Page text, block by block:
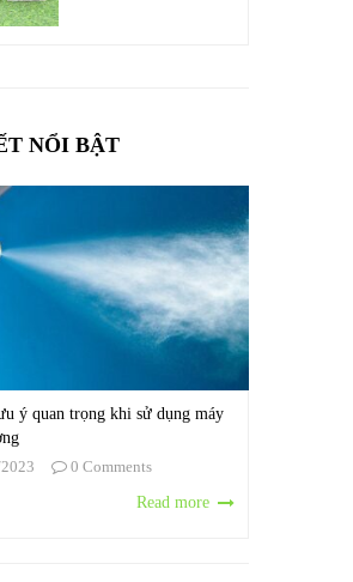
NỔI BẬT
ý quan trọng khi sử dụng máy
0 Comments
Read more